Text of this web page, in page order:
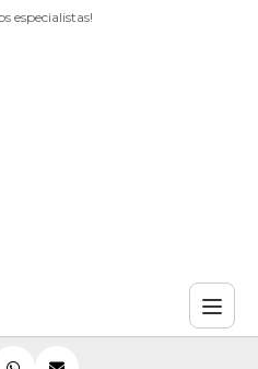
especialistas!